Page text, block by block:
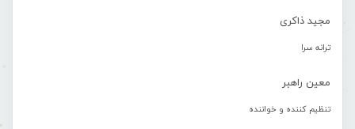
مجید ذاکری
ترانه سرا
معین راهبر
تنظیم کننده و خواننده